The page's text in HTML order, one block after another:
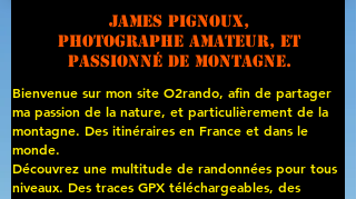
James PIGNOUX,
photographe amateur, et
passionné de montagne.
Bienvenue sur mon site O2rando, afin de partager
ma passion de la nature, et particulièrement de la
montagne. Des itinéraires en France et dans le
monde.
Découvrez une multitude de randonnées pour tous
niveaux. Des traces GPX téléchargeables, des